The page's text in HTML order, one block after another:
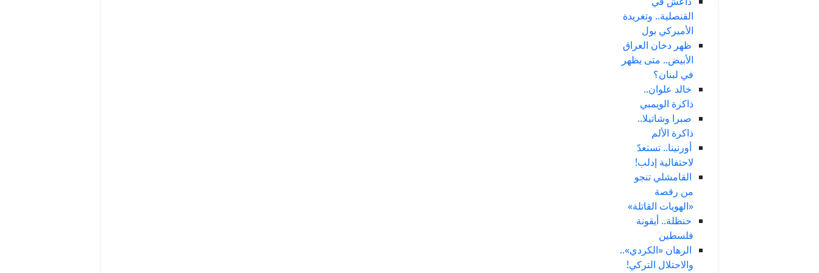
القنصلية.. وتغريدة
الأميركي بول
ظهر دخان العراق
الأبيض.. متى يظهر
في لبنان؟
خالد علوان..
ذاكرة الويمبي
صبرا وشاتيلا..
ذاكرة الألم
أورنينا.. تستعدّ
لاحتفالية إدلب!
القامشلي تنجو
من رقصة
«الهويات القاتلة»
حنظلة.. أيقونة
فلسطين
الرهان «الكردي»..
والاحتلال التركي!